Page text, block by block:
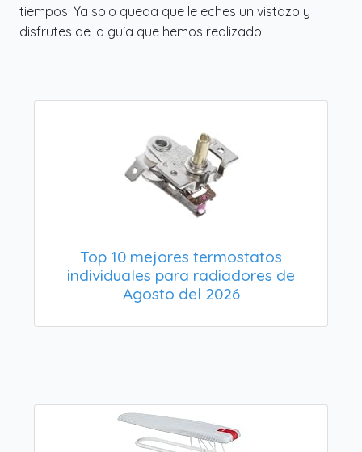
tiempos. Ya solo queda que le eches un vistazo y
disfrutes de la guía que hemos realizado.
Top 10 mejores termostatos
individuales para radiadores de
Agosto del 2026